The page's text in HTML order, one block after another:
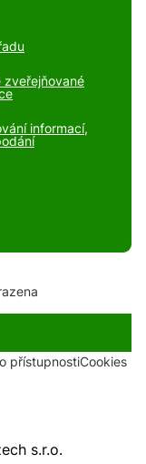
zveřejňované
informací,
přístupnostiCookies
s.r.o.